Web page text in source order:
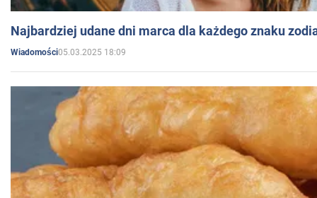
Najbardziej udane dni marca dla każdego znaku
Wiadomości05.03.2025 18:09